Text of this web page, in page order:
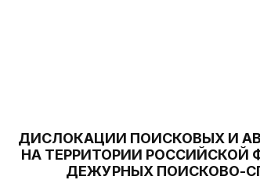
ДИСЛОКАЦИИ ПОИСКОВЫХ И
НА ТЕРРИТОРИИ РОССИЙСКОЙ
ДЕЖУРНЫХ ПОИСКОВО-